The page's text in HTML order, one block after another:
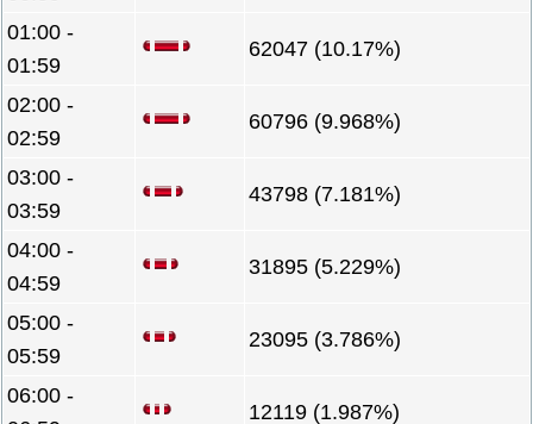
01:00 -
01:59
62047 (10.17%)
02:00 -
02:59
60796 (9.968%)
03:00 -
03:59
43798 (7.181%)
04:00 -
04:59
31895 (5.229%)
05:00 -
05:59
23095 (3.786%)
06:00 -
12119 (1.987%)